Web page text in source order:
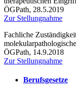
ÖGPath, 28.5.2019
Zur Stellungnahme
Fachliche
ÖGPath, 14.9.2018
Zur Stellungnahme
Berufsgesetze